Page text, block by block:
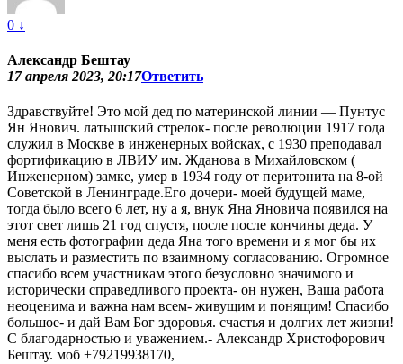
0 ↓
Александр Бештау
17 апреля 2023, 20:17Ответить
Здравствуйте! Это мой дед по материнской линии — Пунтус
Ян Янович. латышский стрелок- после революции 1917 года
служил в Москве в инженерных войсках, с 1930 преподавал
фортификацию в ЛВИУ им. Жданова в Михайловском (
Инженерном) замке, умер в 1934 году от перитонита на 8-ой
Советской в Ленинграде.Его дочери- моей будущей маме,
тогда было всего 6 лет, ну а я, внук Яна Яновича появился на
этот свет лишь 21 год спустя, после после кончины деда. У
меня есть фотографии деда Яна того времени и я мог бы их
выслать и разместить по взаимному согласованию. Огромное
спасибо всем участникам этого безусловно значимого и
исторически справедливого проекта- он нужен, Ваша работа
неоценима и важна нам всем- живущим и понящим! Спасибо
большое- и дай Вам Бог здоровья. счастья и долгих лет жизни!
С благодарностью и уважением.- Александр Христофорович
Бештау. моб +79219938170,